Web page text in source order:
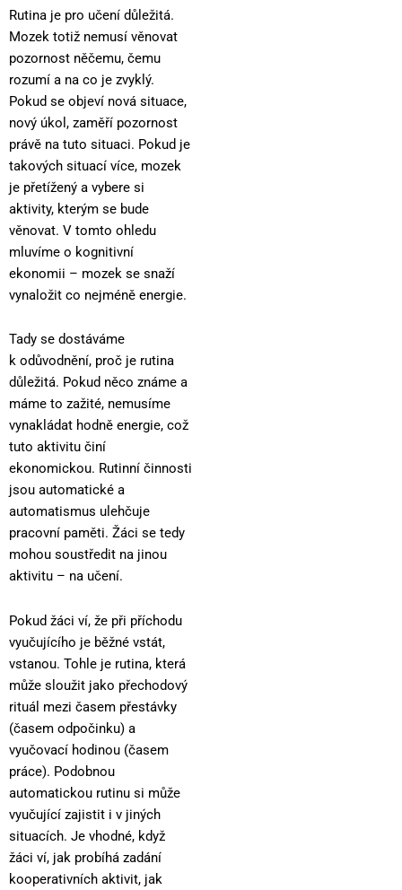
Rutina je pro učení důležitá.
Mozek totiž nemusí věnovat
pozornost něčemu, čemu
rozumí a na co je zvyklý.
Pokud se objeví nová situace,
nový úkol, zaměří pozornost
právě na tuto situaci. Pokud je
takových situací více, mozek
je přetížený a vybere si
aktivity, kterým se bude
věnovat. V tomto ohledu
mluvíme o kognitivní
ekonomii – mozek se snaží
vynaložit co nejméně energie.
Tady se dostáváme
k odůvodnění, proč je rutina
důležitá. Pokud něco známe a
máme to zažité, nemusíme
vynakládat hodně energie, což
tuto aktivitu činí
ekonomickou. Rutinní činnosti
jsou automatické a
automatismus ulehčuje
pracovní paměti. Žáci se tedy
mohou soustředit na jinou
aktivitu – na učení.
Pokud žáci ví, že při příchodu
vyučujícího je běžné vstát,
vstanou. Tohle je rutina, která
může sloužit jako přechodový
rituál mezi časem přestávky
(časem odpočinku) a
vyučovací hodinou (časem
práce). Podobnou
automatickou rutinu si může
vyučující zajistit i v jiných
situacích. Je vhodné, když
žáci ví, jak probíhá zadání
kooperativních aktivit, jak